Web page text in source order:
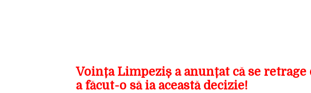
Voința Limpeziș a anunțat că se
a făcut-o să ia această decizie!